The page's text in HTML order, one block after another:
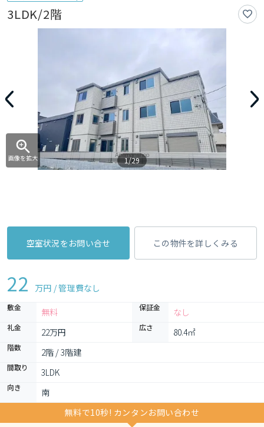
3LDK/2階
画像を拡大 1/29
空室状況をお問い合せ この物件を詳しくみる
22 万円 / 管理費なし
敷金 無料 保証金 なし
礼金 22万円 広さ 80.4㎡
階数 2階 / 3階建
間取り 3LDK
向き
南
無料で10秒! カンタンお問い合わせ